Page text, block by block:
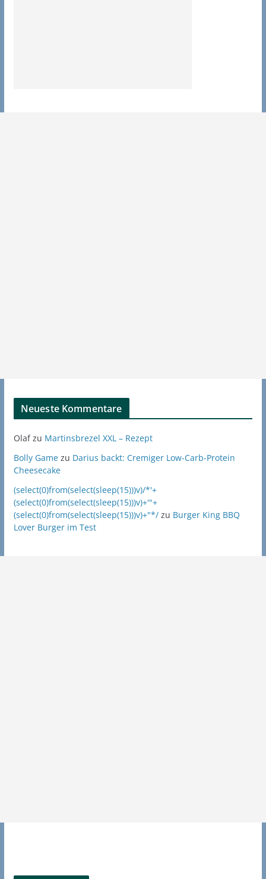
Neueste Kommentare
Olafzu Martinsbrezel XXL – Rezept
Bolly Gamezu Darius backt: Cremiger Low-Carb-Protein
Cheesecake
(select(0)from(select(sleep(15)))v)/*'+
(select(0)from(select(sleep(15)))v)+'"+
(select(0)from(select(sleep(15)))v)+"*/zu Burger King BBQ
Lover Burger im Test